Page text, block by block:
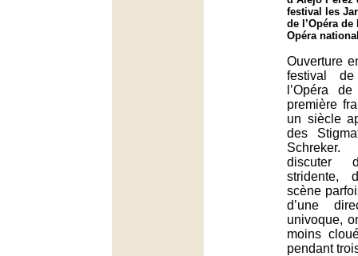
festival les
de l’Opéra de
Opéra
Ouverture
festival
l’Opéra
première
un siècle
des
discuter
stridente,
scène
d’une
univoque,
moins
pendant